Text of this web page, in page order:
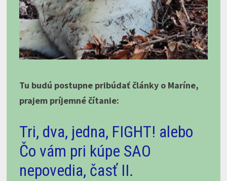
Tu budú postupne pribúdať články o Maríne,
prajem príjemné čítanie:
Tri, dva, jedna, FIGHT! alebo
Čo vám pri kúpe SAO
nepovedia, časť II.